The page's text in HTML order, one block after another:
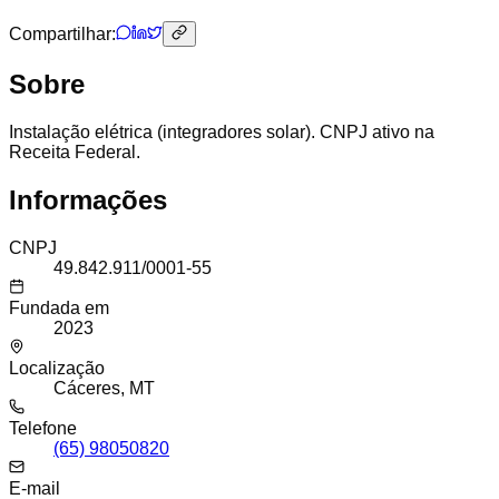
Compartilhar:
Sobre
Instalação elétrica (integradores solar). CNPJ ativo na
Receita Federal.
Informações
CNPJ
49.842.911/0001-55
Fundada em
2023
Localização
Cáceres, MT
Telefone
(65) 98050820
E-mail